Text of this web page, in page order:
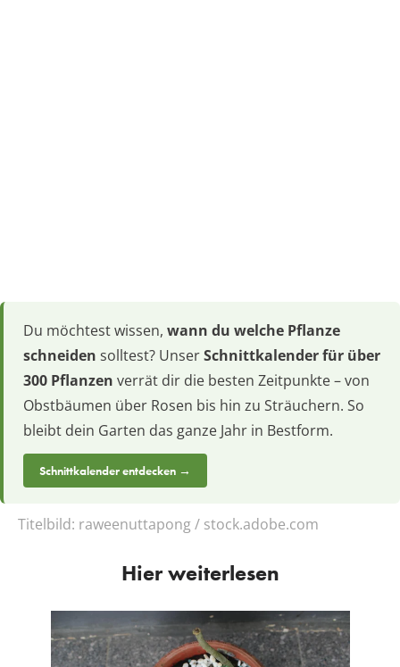
Du möchtest wissen, wann du welche Pflanze
schneiden solltest? UnserSchnittkalender für über
300 Pflanzen verrät dir die besten Zeitpunkte – von
Obstbäumen über Rosen bis hin zu Sträuchern. So
bleibt dein Garten das ganze Jahr in Bestform.
Schnittkalender entdecken →
Titelbild: raweenuttapong / stock.adobe.com
Hier weiterlesen